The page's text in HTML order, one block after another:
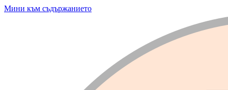
Мини към съдържанието